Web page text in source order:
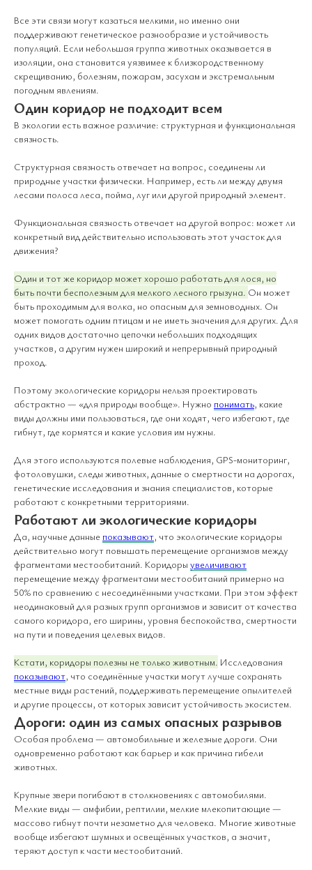
Все эти связи могут казаться мелкими, но именно они
поддерживают генетическое разнообразие и устойчивость
популяций. Если небольшая группа животных оказывается в
изоляции, она становится уязвимее к близкородственному
скрещиванию, болезням, пожарам, засухам и экстремальным
погодным явлениям.
Один коридор не подходит всем
В экологии есть важное различие: структурная и функциональная
связность.
Структурная связность отвечает на вопрос, соединены ли
природные участки физически. Например, есть ли между двумя
лесами полоса леса, пойма, луг или другой природный элемент.
Функциональная связность отвечает на другой вопрос: может ли
конкретный вид действительно использовать этот участок для
движения?
Один и тот же коридор может хорошо работать для лося, но
быть почти бесполезным для мелкого лесного грызуна. Он может
быть проходимым для волка, но опасным для земноводных. Он
может помогать одним птицам и не иметь значения для других. Для
одних видов достаточно цепочки небольших подходящих
участков, а другим нужен широкий и непрерывный природный
проход.
Поэтому экологические коридоры нельзя проектировать
абстрактно — «для природы вообще». Нужно понимать, какие
виды должны ими пользоваться, где они ходят, чего избегают, где
гибнут, где кормятся и какие условия им нужны.
Для этого используются полевые наблюдения, GPS-мониторинг,
фотоловушки, следы животных, данные о смертности на дорогах,
генетические исследования и знания специалистов, которые
работают с конкретными территориями.
Работают ли экологические коридоры
Да, научные данные показывают, что экологические коридоры
действительно могут повышать перемещение организмов между
фрагментами местообитаний. Коридоры увеличивают
перемещение между фрагментами местообитаний примерно на
50% по сравнению с несоединёнными участками. При этом эффект
неодинаковый для разных групп организмов и зависит от качества
самого коридора, его ширины, уровня беспокойства, смертности
на пути и поведения целевых видов.
Кстати, коридоры полезны не только животным. Исследования
показывают, что соединённые участки могут лучше сохранять
местные виды растений, поддерживать перемещение опылителей
и другие процессы, от которых зависит устойчивость экосистем.
Дороги: один из самых опасных разрывов
Особая проблема — автомобильные и железные дороги. Они
одновременно работают как барьер и как причина гибели
животных.
Крупные звери погибают в столкновениях с автомобилями.
Мелкие виды — амфибии, рептилии, мелкие млекопитающие —
массово гибнут почти незаметно для человека. Многие животные
вообще избегают шумных и освещённых участков, а значит,
теряют доступ к части местообитаний.